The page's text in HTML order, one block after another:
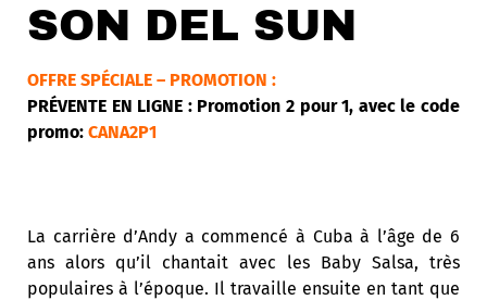
SON DEL SUN
OFFRE SPÉCIALE – PROMOTION :
PRÉVENTE EN LIGNE : Promotion 2 pour 1, avec le code
promo: CANA2P1
La carrière d’Andy a commencé à Cuba à l’âge de 6
ans alors qu’il chantait avec les Baby Salsa, très
populaires à l’époque. Il travaille ensuite en tant que